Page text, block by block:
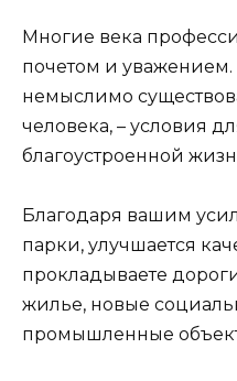
Многие века
почетом и уважением.
немыслимо
человека, – условия
благоустроенной
Благодаря вашим
парки, улучшается
прокладываете
жилье, новые
промышленные